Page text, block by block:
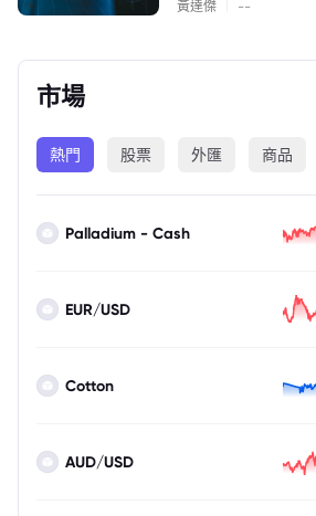
黃達傑 --
市場
熱門 股票 外匯 商品
Palladium - Cash
EUR/USD
Cotton
AUD/USD